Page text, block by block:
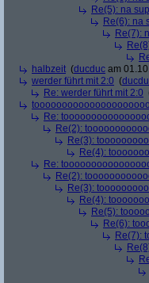
Re(5): na
Re(6): na
Re(7):
halbzeit (ducduc am
werder führt mit 2:0 (
Re: werder führt mit 2:0
Re:
Re(2):
Re(3):
Re(4):
Re:
Re(2):
Re(3):
Re(4):
Re(5):
Re(6):
Re(7):